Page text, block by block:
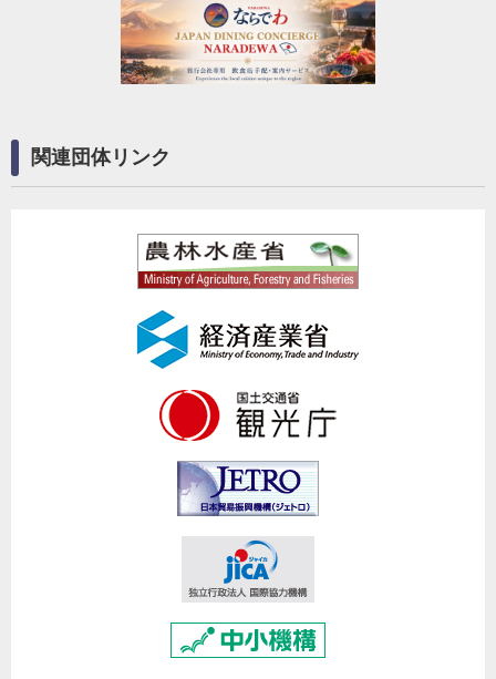
関連団体リンク